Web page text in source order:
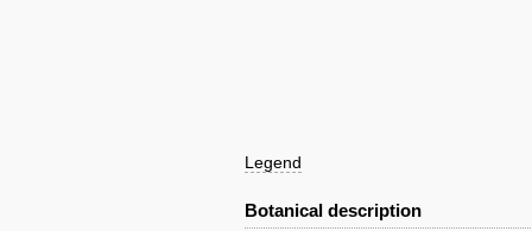
Legend
Botanical description